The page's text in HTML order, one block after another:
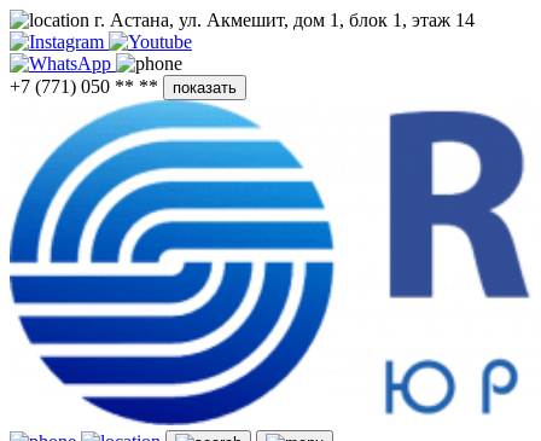
г. Астана, ул. Акмешит, дом 1, блок 1, этаж 14
+7 (771) 050 ** ** показать